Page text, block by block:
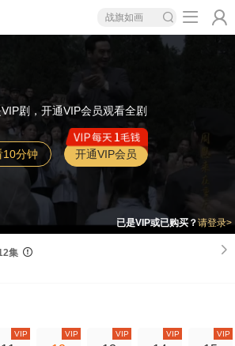
战旗如画
剧，开通VIP会员观看全剧
10分钟 开通VIP会员
已是VIP或已购买？请登录>
集
VIP VIP VIP VIP VIP